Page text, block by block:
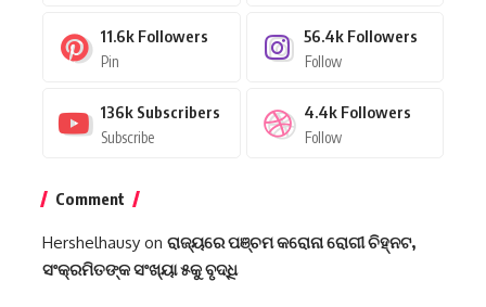
11.6k Followers
Pin
56.4k Followers
Follow
136k Subscribers
Subscribe
4.4k Followers
Follow
Comment
Hershelhausy on ରାଜ୍ୟରେ ପଞ୍ଚମ କରୋନା ରୋଗୀ ଚିହ୍ନଟ,
ସଂକ୍ରମିତଙ୍କ ସଂଖ୍ୟା ୫କୁ ବୃଦ୍ଧି